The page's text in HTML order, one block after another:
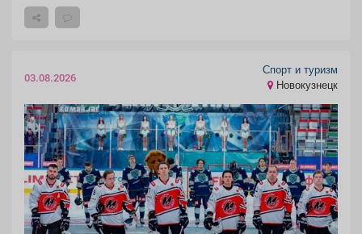
03.08.2026
Спорт и туризм
Новокузнецк